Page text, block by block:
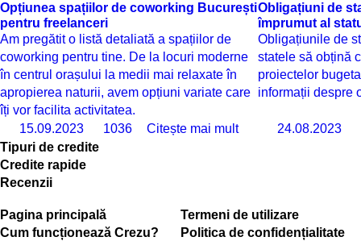
Opțiunea spațiilor de coworking București
pentru freelanceri
Am pregătit o listă detaliată a spațiilor de
coworking pentru tine. De la locuri moderne
în centrul orașului la medii mai relaxate în
apropierea naturii, avem opțiuni variate care
îți vor facilita activitatea.
15.09.2023
1036 Citește mai mult
Obligațiuni de
împrumut al
Obligațiunile de
statele să obțină
proiectelor
informații despre
24.08.2023
Tipuri de credite
Credite rapide
Recenzii
Pagina principală
Cum funcționează Crezu?
Termeni de utilizare
Politica de confidențialitate